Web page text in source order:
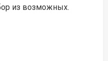
из возможных.